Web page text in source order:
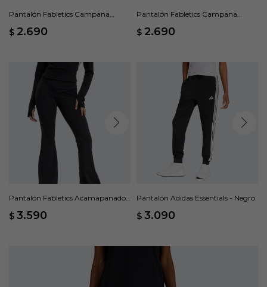
Pantalón Fabletics Campana
$ 2.690
Pantalón Fabletics Campana
$ 2.690
Pantalón Fabletics Acamapanado
$ 3.590
Pantalón Adidas Essentials - Negro
$ 3.090